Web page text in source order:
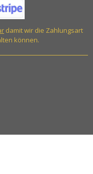
damit wir die Zahlungsart
können.